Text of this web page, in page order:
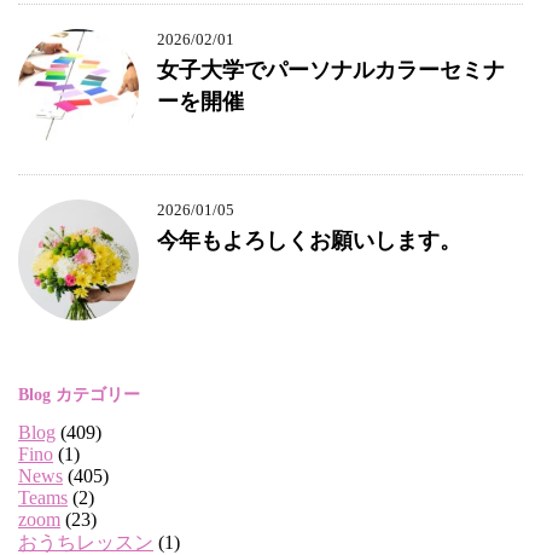
2026/02/01
女子大学でパーソナルカラーセミナ
ーを開催
2026/01/05
今年もよろしくお願いします。
Blog カテゴリー
Blog (409)
Fino (1)
News (405)
Teams (2)
zoom (23)
おうちレッスン (1)